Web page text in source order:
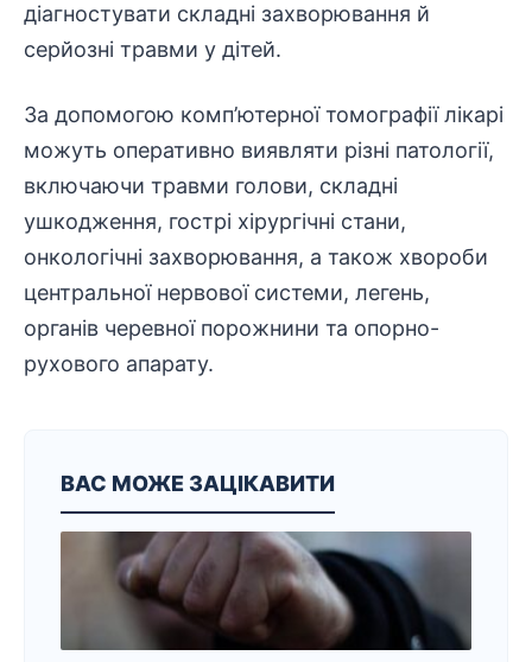
діагностувати складні захворювання й
серйозні травми у дітей.
За допомогою комп’ютерної томографії лікарі
можуть оперативно виявляти різні патології,
включаючи травми голови, складні
ушкодження, гострі хірургічні стани,
онкологічні захворювання, а також хвороби
центральної нервової системи, легень,
органів черевної порожнини та опорно-
рухового апарату.
ВАС МОЖЕ ЗАЦІКАВИТИ